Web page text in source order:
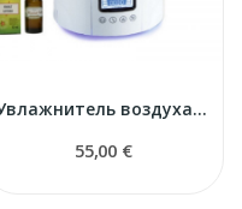
Увлажнитель воздуха c ионизатором KROKUS
55,00 €